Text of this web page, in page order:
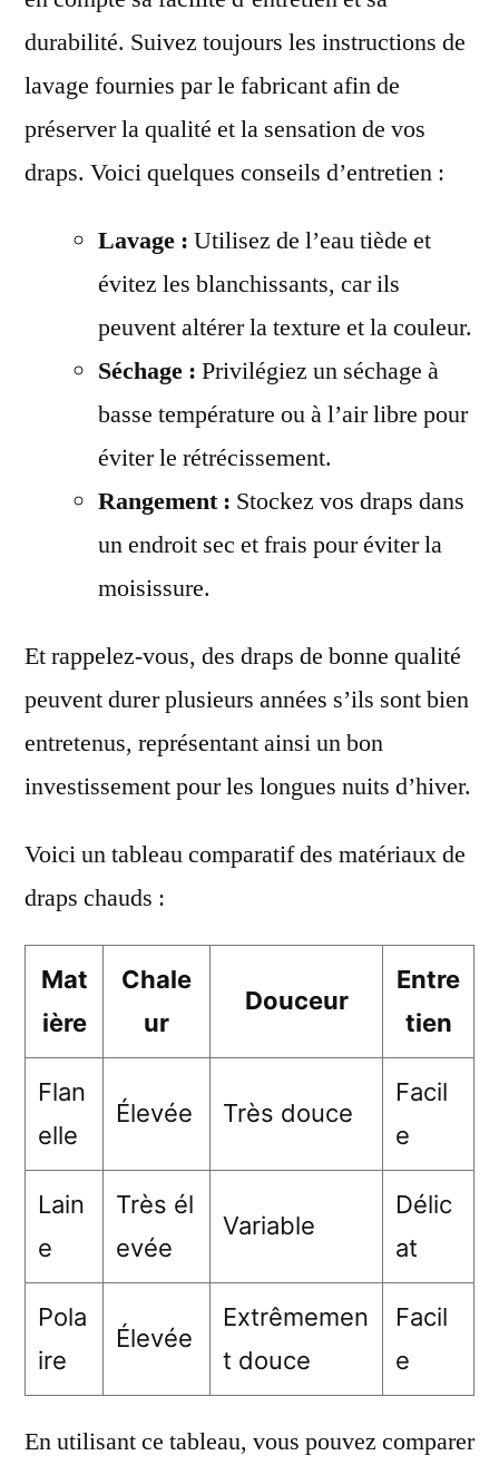
durabilité. Suivez toujours les instructions de
lavage fournies par le fabricant afin de
préserver la qualité et la sensation de vos
draps. Voici quelques conseils d’entretien :
Lavage : Utilisez de l’eau tiède et
évitez les blanchissants, car ils
peuvent altérer la texture et la couleur.
Séchage : Privilégiez un séchage à
basse température ou à l’air libre pour
éviter le rétrécissement.
Rangement : Stockez vos draps dans
un endroit sec et frais pour éviter la
moisissure.
Et rappelez-vous, des draps de bonne qualité
peuvent durer plusieurs années s’ils sont bien
entretenus, représentant ainsi un bon
investissement pour les longues nuits d’hiver.
Voici un tableau comparatif des matériaux de
draps chauds :
Mat
ière
Chale
ur
Douceur
Entre
tien
Flan
elle
Élevée Très douce
Facil
e
Lain
e
Très él
evée
Variable
Délic
at
Pola
ire
Élevée
Extrêmemen
t douce
Facil
e
En utilisant ce tableau, vous pouvez comparer